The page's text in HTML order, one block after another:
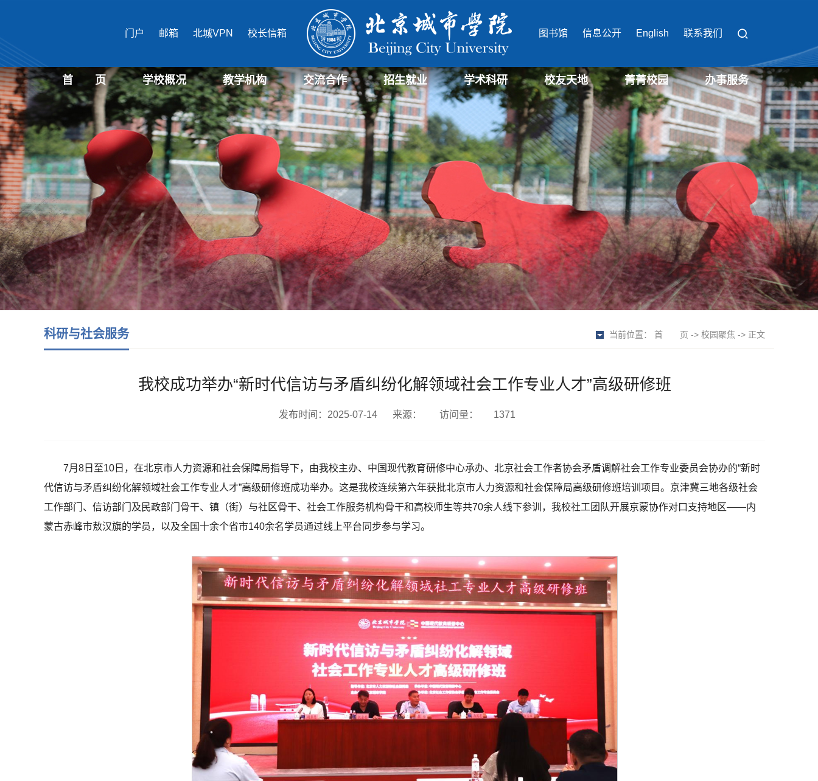
门户 邮箱 北城VPN 校长信箱 图书馆 信息公开 English 联系我们
首 页 学校概况
学校介绍
现任领导
机构设置
教学机构
公共管理学部
经济管理学部
国际文化与传播学部
艺术设计学部
表演学部
生物医药学部
信息学部
城市建设学部
教育学部
教育培训中心
文化遗产学部
马克思主义学院
交流合作 招生就业
招生信息
就业信息
研究生招生信息
北城-华威项目管理硕士
北城-中德合作办学项目
学术科研
科研与社会服务处
科研机构
北城学报
校友天地 菁菁校园 办事服务
校园办事流程
校园缴费平台
校园服务
科研与社会服务 当前位置： 首 页 -> 校园聚焦 -> 正文
我校成功举办“新时代信访与矛盾纠纷化解领域社会工作专业人才”高级研修班
发布时间：2025-07-14 来源： 访问量： 1371
7月8日至10日，在北京市人力资源和社会保障局指导下，由我校主办、中国现代教育研修中心承办、北京社会工作者协会矛盾调解社会工作专业委员会协办的“新时
代信访与矛盾纠纷化解领域社会工作专业人才”高级研修班成功举办。这是我校连续第六年获批北京市人力资源和社会保障局高级研修班培训项目。京津冀三地各级社会
工作部门、信访部门及民政部门骨干、镇（街）与社区骨干、社会工作服务机构骨干和高校师生等共70余人线下参训，我校社工团队开展京蒙协作对口支持地区——内
蒙古赤峰市敖汉旗的学员，以及全国十余个省市140余名学员通过线上平台同步参与学习。